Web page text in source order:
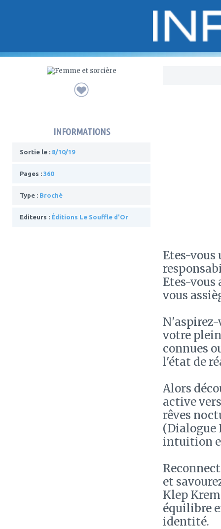
INFORMATIONS
Sortie le : 8/10/19
Pages : 360
Type : Broché
Editeurs : Éditions Le Souffle d'Or
Etes-vous
Etes-
vous
N'aspirez-
votre
connues
l'état de
Alors
active
rêves
(Dialogue
intuition
et
Klep
équilibre
identité.